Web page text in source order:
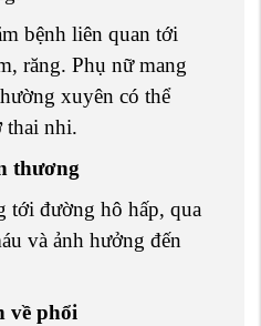
bệnh liên quan tới
răng. Phụ nữ mang
xuyên có thể
thai nhi.
thương
tới đường hô hấp, qua
và ảnh hưởng đến
về phổi